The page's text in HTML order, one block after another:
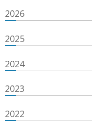
2026
2025
2024
2023
2022